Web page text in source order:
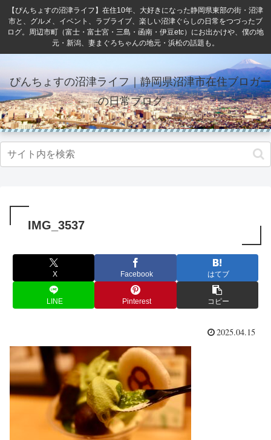
【ぴんちょすの沼津ライフ】在住10年、大好きになった静岡県東部の街・沼津
市と、グルメ、イベント、ラブライブ、楽しい沼津ぐらしの日常をつづったブ
ログ。周辺市町（富士・富士宮・三島・函南・伊豆etc）にお出かけや、僕の地
元・新潟、妻まぐろちゃんの地元・浜松の話題も。
ぴんちょすの沼津ライフ｜静岡県沼津市在住ブロガー
の日常ブログ
IMG_3537
X Facebook はてブ
LINE Pinterest コピー
2025.04.15